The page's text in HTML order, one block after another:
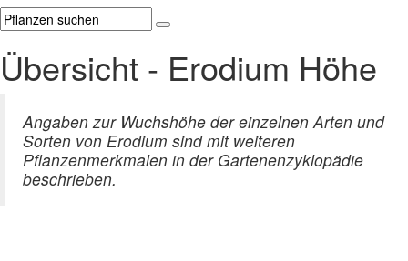
Übersicht - Erodium Höhe
Angaben zur Wuchshöhe der einzelnen Arten und
Sorten von Erodium sind mit weiteren
Pflanzenmerkmalen in der Gartenenzyklopädie
beschrieben.